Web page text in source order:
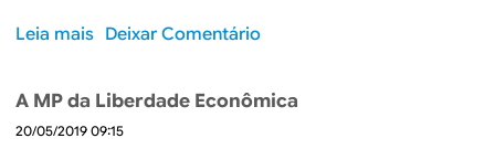
Leia mais
r
e
Deixar Comentário
A MP da Liberdade Econômica
20/05/2019 09:15